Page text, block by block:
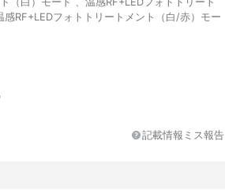
感RF+LEDフォトトリートメント（白/赤）モー
記載情報ミス報告